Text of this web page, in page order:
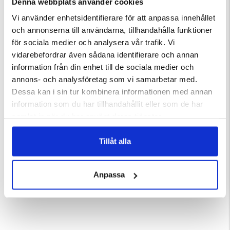
Vi använder enhetsidentifierare för att anpassa innehållet
och annonserna till användarna, tillhandahålla funktioner
för sociala medier och analysera vår trafik. Vi
vidarebefordrar även sådana identifierare och annan
information från din enhet till de sociala medier och
annons- och analysföretag som vi samarbetar med.
Dessa kan i sin tur kombinera informationen med annan
information som du har tillhandahållit eller som de har
Tillåt alla
Anpassa
KÖPS OFTA TILLSAMMANS
Betyg:
4.6 utav 5 stjärnor Betyg:
4.3 utav 5 stjärnor